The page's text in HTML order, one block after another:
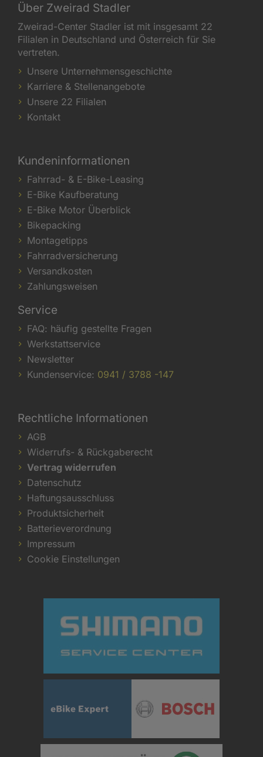
Über Zweirad Stadler
Zweirad-Center Stadler ist mit insgesamt 22
Filialen in Deutschland und Österreich für Sie
vertreten.
Unsere Unternehmensgeschichte
Karriere & Stellenangebote
Unsere 22 Filialen
Kontakt
Kundeninformationen
Fahrrad- & E-Bike-Leasing
E-Bike Kaufberatung
E-Bike Motor Überblick
Bikepacking
Montagetipps
Fahrradversicherung
Versandkosten
Zahlungsweisen
Service
FAQ: häufig gestellte Fragen
Werkstattservice
Newsletter
Kundenservice: 0941 / 3788 -147
Rechtliche Informationen
AGB
Widerrufs- & Rückgaberecht
Vertrag widerrufen
Datenschutz
Haftungsausschluss
Produktsicherheit
Batterieverordnung
Impressum
Cookie Einstellungen